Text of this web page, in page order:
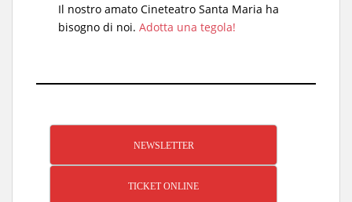
Il nostro amato Cineteatro Santa Maria ha
bisogno di noi. Adotta una tegola!
NEWSLETTER
TICKET ONLINE